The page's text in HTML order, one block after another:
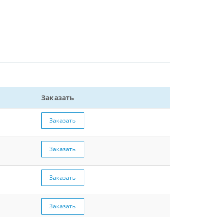
Заказать
Заказать
Заказать
Заказать
Заказать